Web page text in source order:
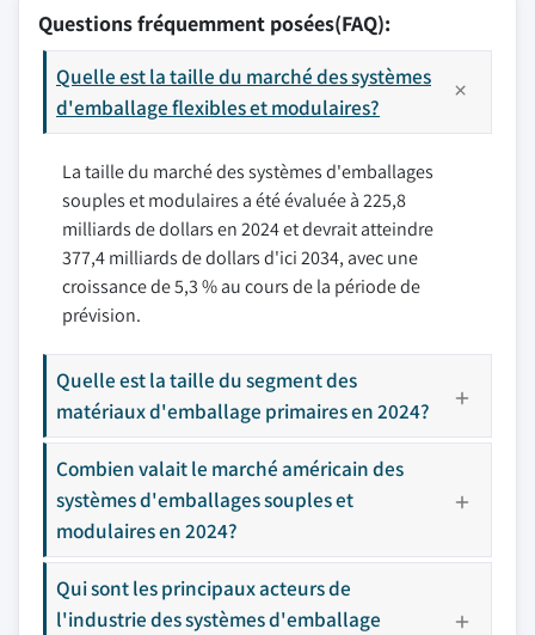
Questions fréquemment posées(FAQ):
Quelle est la taille du marché des systèmes
d'emballage flexibles et modulaires?
La taille du marché des systèmes d'emballages
souples et modulaires a été évaluée à 225,8
milliards de dollars en 2024 et devrait atteindre
377,4 milliards de dollars d'ici 2034, avec une
croissance de 5,3 % au cours de la période de
prévision.
Quelle est la taille du segment des
matériaux d'emballage primaires en 2024?
Combien valait le marché américain des
systèmes d'emballages souples et
modulaires en 2024?
Qui sont les principaux acteurs de
l'industrie des systèmes d'emballage